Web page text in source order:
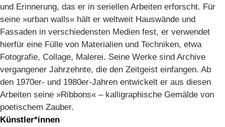
und Erinnerung, das er in seriellen Arbeiten erforscht. Für
seine »urban walls« hält er weltweit Hauswände und
Fassaden in verschiedensten Medien fest, er verwendet
hierfür eine Fülle von Materialien und Techniken, etwa
Fotografie, Collage, Malerei. Seine Werke sind Archive
vergangener Jahrzehnte, die den Zeitgeist einfangen. Ab
den 1970er- und 1980er-Jahren entwickelt er aus diesen
Arbeiten seine »Ribbons« – kalligraphische Gemälde von
poetischem Zauber.
Künstler*innen